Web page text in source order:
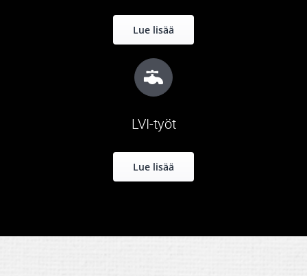
Lue lisää
LVI-työt
Lue lisää